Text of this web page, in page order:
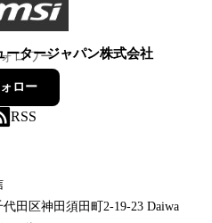
ータージャパン株式会社
ロワー
ロー
RSS
田区神田須田町2-19-23 Daiwa